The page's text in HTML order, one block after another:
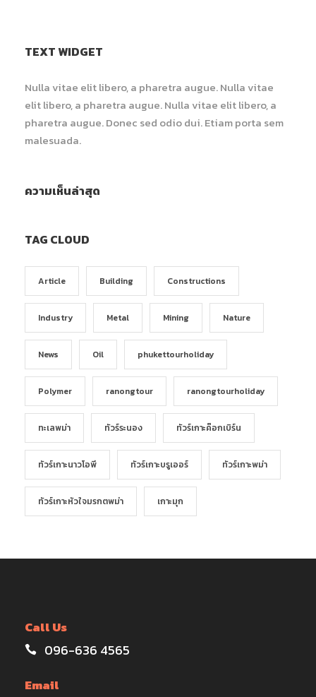
TEXT WIDGET
Nulla vitae elit libero, a pharetra augue. Nulla vitae
elit libero, a pharetra augue. Nulla vitae elit libero, a
pharetra augue. Donec sed odio dui. Etiam porta sem
malesuada.
ความเห็นล่าสุด
TAG CLOUD
Article Building Constructions
Industry Metal Mining Nature
News Oil phukettourholiday
Polymer ranongtour ranongtourholiday
ทะเลพม่า ทัวร์ระนอง ทัวร์เกาะค๊อกเบิร์น
ทัวร์เกาะนาวโอพี ทัวร์เกาะบรูเออร์ ทัวร์เกาะพม่า
ทัวร์เกาะหัวใจมรกตพม่า เกาะมุก
Call Us
096-636 4565
Email